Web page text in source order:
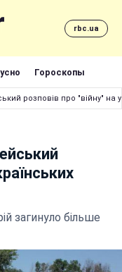
rbc.ua
Гороскопы
розповів про "війну" на
загинуло більше